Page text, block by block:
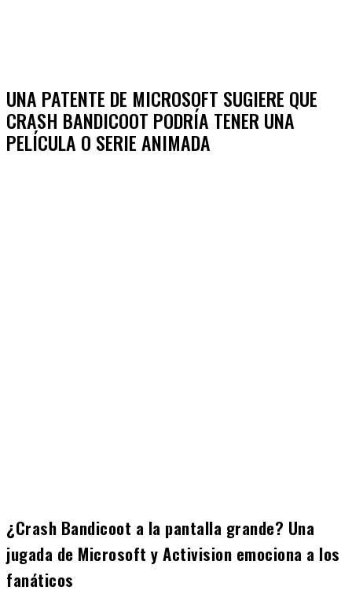
UNA PATENTE DE MICROSOFT SUGIERE QUE
CRASH BANDICOOT PODRÍA TENER UNA
PELÍCULA O SERIE ANIMADA
¿Crash Bandicoot a la pantalla grande? Una
jugada de Microsoft y Activision emociona a los
fanáticos